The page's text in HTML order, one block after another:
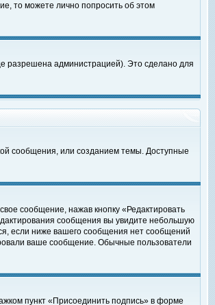
то можете лично попросить об этом
разрешена администрацией). Это сделано для
сообщения, или созданием темы. Доступные
сообщение, нажав кнопку «Редактировать
сообщения вы увидите небольшую
если ниже вашего сообщения нет сообщений
ваше сообщение. Обычные пользователи
пункт «Присоединить подпись» в форме